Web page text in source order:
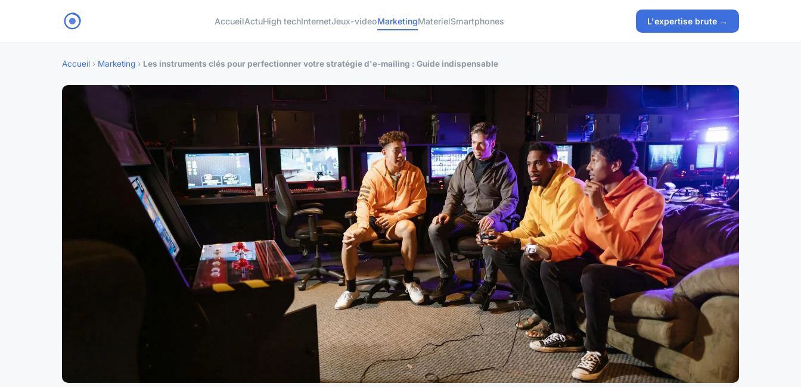
AccueilActuHigh techInternetJeux-videoMarketingMaterielSmartphones L'expertise brute →
Accueil › Marketing › Les instruments clés pour perfectionner votre stratégie d'e-mailing : Guide indispensable